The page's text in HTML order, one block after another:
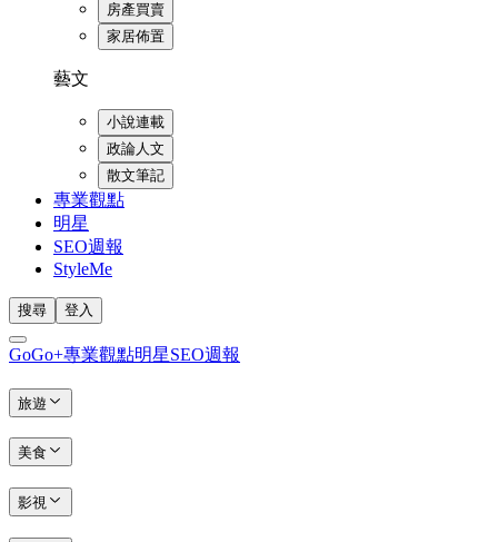
房產買賣
家居佈置
藝文
小說連載
政論人文
散文筆記
專業觀點
明星
SEO週報
StyleMe
搜尋 登入
GoGo+專業觀點明星SEO週報
旅遊
美食
影視